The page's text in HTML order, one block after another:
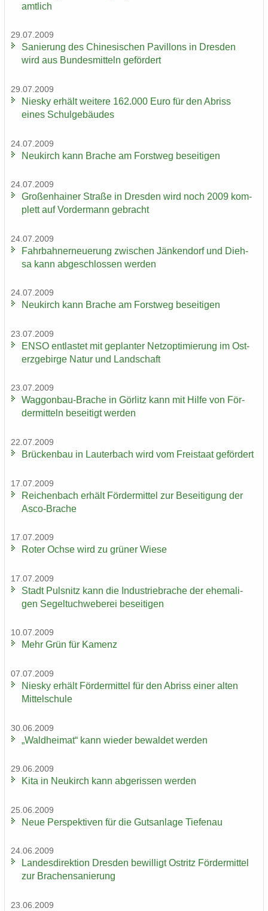
amt­lich
29.07.2009
Sa­nie­rung des Chi­ne­si­schen Pa­vil­lons in Dres­den
wird aus Bun­des­mit­teln ge­för­dert
29.07.2009
Nies­ky er­hält wei­te­re 162.000 Euro für den Ab­riss
eines Schul­ge­bäu­des
24.07.2009
Neu­kirch kann Bra­che am Forst­weg be­sei­ti­gen
24.07.2009
Gro­ßen­hai­ner Stra­ße in Dres­den wird noch 2009 kom­
plett auf Vor­der­mann ge­bracht
24.07.2009
Fahr­bahn­erneue­rung zwi­schen Jän­ken­dorf und Dieh­
sa kann ab­ge­schlos­sen wer­den
24.07.2009
Neu­kirch kann Bra­che am Forst­weg be­sei­ti­gen
23.07.2009
ENSO ent­las­tet mit ge­plan­ter Netz­op­ti­mie­rung im Ost­
erz­ge­bir­ge Natur und Land­schaft
23.07.2009
Waggonbau-​Brache in Gör­litz kann mit Hilfe von För­
der­mit­teln be­sei­tigt wer­den
22.07.2009
Brü­cken­bau in Lau­ter­bach wird vom Frei­staat ge­för­dert
17.07.2009
Rei­chen­bach er­hält För­der­mit­tel zur Be­sei­ti­gung der
Asco-​Brache
17.07.2009
Roter Ochse wird zu grü­ner Wiese
17.07.2009
Stadt Puls­nitz kann die In­dus­trie­bra­che der ehe­ma­li­
gen Se­gel­tuch­we­be­rei be­sei­ti­gen
10.07.2009
Mehr Grün für Ka­menz
07.07.2009
Nies­ky er­hält För­der­mit­tel für den Ab­riss einer alten
Mit­tel­schu­le
30.06.2009
„Wald­hei­mat“ kann wie­der be­wal­det wer­den
29.06.2009
Kita in Neu­kirch kann ab­ge­ris­sen wer­den
25.06.2009
Neue Per­spek­ti­ven für die Guts­an­la­ge Tie­fen­au
24.06.2009
Lan­des­di­rek­ti­on Dres­den be­wil­ligt Ost­ritz För­der­mit­tel
zur Bra­chen­sa­nie­rung
23.06.2009